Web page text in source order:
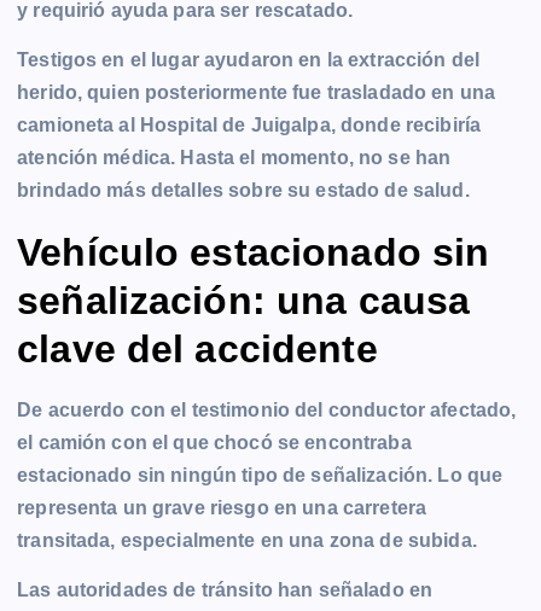
y requirió ayuda para ser rescatado.
Testigos en el lugar ayudaron en la extracción del
herido, quien posteriormente fue trasladado en una
camioneta al Hospital de Juigalpa, donde recibiría
atención médica. Hasta el momento, no se han
brindado más detalles sobre su estado de salud.
Vehículo estacionado sin
señalización: una causa
clave del accidente
De acuerdo con el testimonio del conductor afectado,
el camión con el que chocó se encontraba
estacionado sin ningún tipo de señalización. Lo que
representa un grave riesgo en una carretera
transitada, especialmente en una zona de subida.
Las autoridades de tránsito han señalado en